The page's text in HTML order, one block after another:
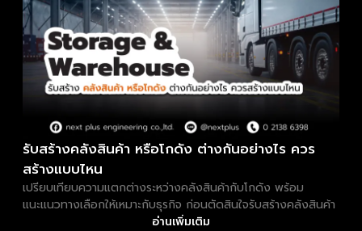
รับสร้างคลังสินค้า หรือโกดัง ต่างกันอย่างไร ควร
สร้างแบบไหน
เปรียบเทียบความแตกต่างระหว่างคลังสินค้ากับโกดัง พร้อม
แนะแนวทางเลือกให้เหมาะกับธุรกิจ ก่อนตัดสินใจรับสร้างคลังสินค้า
อ่านเพิ่มเติม